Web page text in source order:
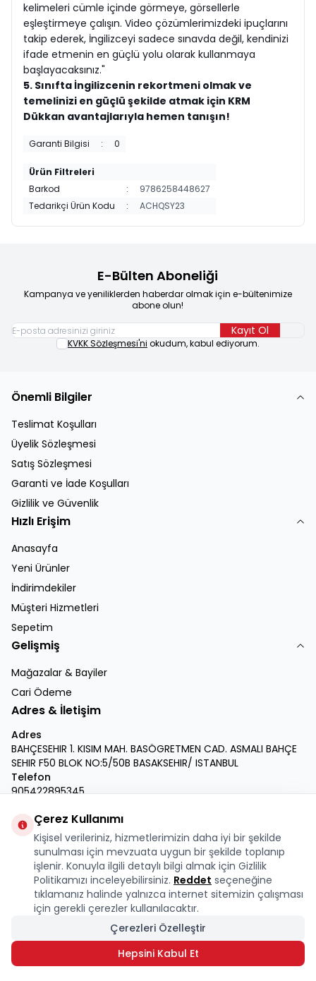
kelimeleri cümle içinde görmeye, görsellerle
eşleştirmeye çalışın. Video çözümlerimizdeki ipuçlarını
takip ederek, İngilizceyi sadece sınavda değil, kendinizi
ifade etmenin en güçlü yolu olarak kullanmaya
başlayacaksınız."
5. Sınıfta İngilizcenin rekortmeni olmak ve
temelinizi en güçlü şekilde atmak için KRM
Dükkan avantajlarıyla hemen tanışın!
Garanti Bilgisi : 0
Ürün Filtreleri
Barkod
:
9786258448627
Tedarikçi Ürün Kodu
: ACHQSY23
E-Bülten Aboneliği
Kampanya ve yeniliklerden haberdar olmak için e-bültenimize
abone olun!
Kayıt Ol
KVKK Sözleşmesi'ni okudum, kabul ediyorum.
Önemli Bilgiler
Teslimat Koşulları
Üyelik Sözleşmesi
Satış Sözleşmesi
Garanti ve İade Koşulları
Gizlilik ve Güvenlik
Hızlı Erişim
Anasayfa
Yeni Ürünler
İndirimdekiler
Müşteri Hizmetleri
Sepetim
Gelişmiş
Mağazalar & Bayiler
Cari Ödeme
Adres & İletişim
Adres
BAHÇESEHIR 1. KISIM MAH. BASÖGRETMEN CAD. ASMALI BAHÇE
SEHIR F50 BLOK NO:5/50B BASAKSEHIR/ ISTANBUL
Telefon
905422895345
info@krmdukkan.com
Facebook
X İnstagram
YoutubeLinkedin
Çerez Kullanımı
Kişisel verileriniz, hizmetlerimizin daha iyi bir şekilde
sunulması için mevzuata uygun bir şekilde toplanıp
işlenir. Konuyla ilgili detaylı bilgi almak için Gizlilik
Politikamızı inceleyebilirsiniz. Reddet seçeneğine
tıklamanız halinde yalnızca internet sitemizin çalışması
için gerekli çerezler kullanılacaktır.
Çerezleri Özelleştir
Hepsini Kabul Et